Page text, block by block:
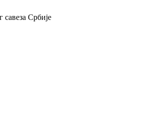
савеза Србије